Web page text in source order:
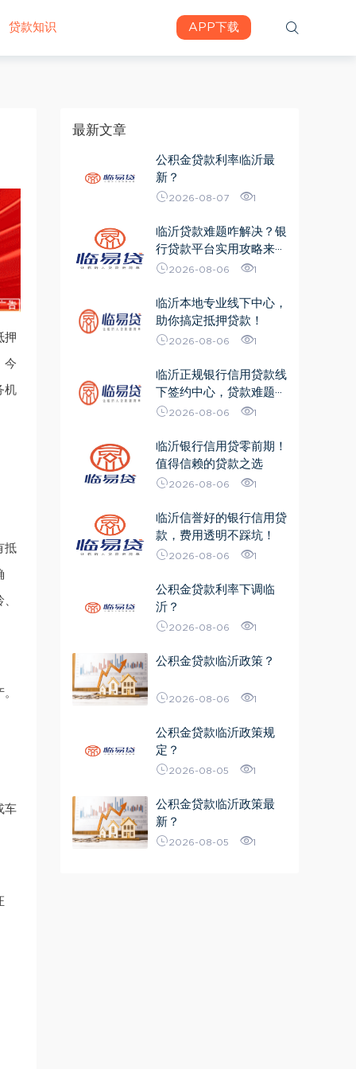
贷款知识 APP下载
押
今
机
抵
车
最新文章
公积金贷款利率临沂最
新？
2026-08-07 1
临沂贷款难题咋解决？银
行贷款平台实用攻略来···
2026-08-06 1
临沂本地专业线下中心，
助你搞定抵押贷款！
2026-08-06 1
临沂正规银行信用贷款线
下签约中心，贷款难题···
2026-08-06 1
临沂银行信用贷零前期！
值得信赖的贷款之选
2026-08-06 1
临沂信誉好的银行信用贷
款，费用透明不踩坑！
2026-08-06 1
公积金贷款利率下调临
沂？
2026-08-06 1
公积金贷款临沂政策？
2026-08-06 1
公积金贷款临沂政策规
定？
2026-08-05 1
公积金贷款临沂政策最
新？
2026-08-05 1